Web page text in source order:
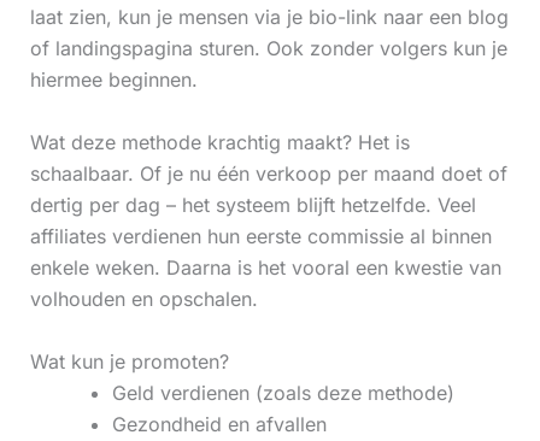
laat zien, kun je mensen via je bio-link naar een blog
of landingspagina sturen. Ook zonder volgers kun je
hiermee beginnen.
Wat deze methode krachtig maakt? Het is
schaalbaar. Of je nu één verkoop per maand doet of
dertig per dag – het systeem blijft hetzelfde. Veel
affiliates verdienen hun eerste commissie al binnen
enkele weken. Daarna is het vooral een kwestie van
volhouden en opschalen.
Wat kun je promoten?
Geld verdienen (zoals deze methode)
Gezondheid en afvallen